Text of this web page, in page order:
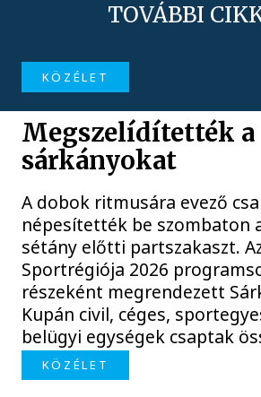
TOVÁBBI
KÖZÉLET
Megszelídítették a
sárkányokat
A dobok ritmusára evező
népesítették be szombaton
sétány előtti partszakaszt.
Sportrégiója 2026
részeként megrendezett
Kupán civil, céges,
belügyi egységek csaptak
KÖZÉLET